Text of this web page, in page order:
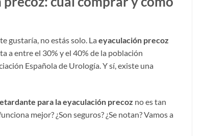
gustaría, no estás solo. La eyaculación precoz
a entre el 30% y el 40% de la población
Española de Urología. Y sí, existe una
para la eyaculación precoz no es tan
mejor? ¿Son seguros? ¿Se notan? Vamos a